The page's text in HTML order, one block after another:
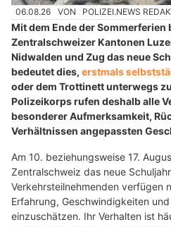
06.08.26 VON POLIZEI.NEWS
Mit dem Ende der Sommerferien
Zentralschweizer Kantonen
Nidwalden und Zug das neue
bedeutet dies, erstmals
oder dem Trottinett unterwegs
Polizeikorps rufen deshalb alle
besonderer Aufmerksamkeit,
Verhältnissen angepassten
Am 10. beziehungsweise 17.
Zentralschweiz das neue
Verkehrsteilnehmenden verfügen
Erfahrung, Geschwindigkeiten
einzuschätzen. Ihr Verhalten ist